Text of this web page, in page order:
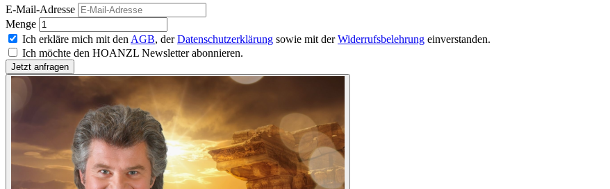
E-Mail-Adresse
Menge
Ich erkläre mich mit den AGB, derDatenschutzerklärung sowie mit derWiderrufsbelehrung einverstanden.
Ich möchte den HOANZL Newsletter abonnieren.